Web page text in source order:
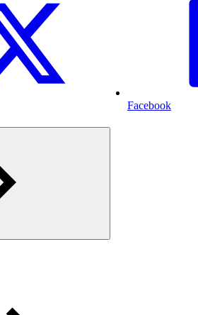
Facebook